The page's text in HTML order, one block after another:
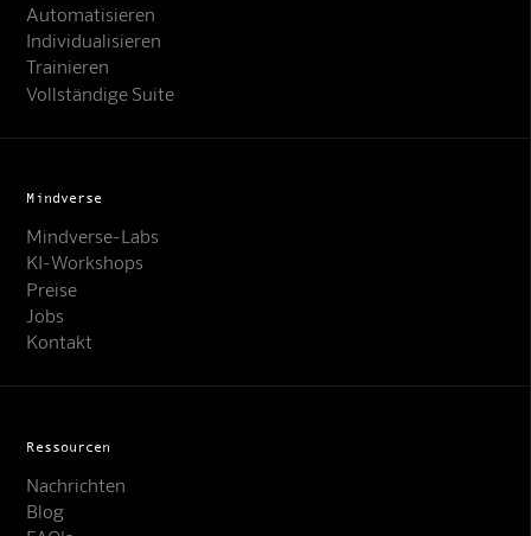
Automatisieren
Individualisieren
Trainieren
Vollständige Suite
Mindverse
Mindverse-Labs
KI-Workshops
Preise
Jobs
Kontakt
Ressourcen
Nachrichten
Blog